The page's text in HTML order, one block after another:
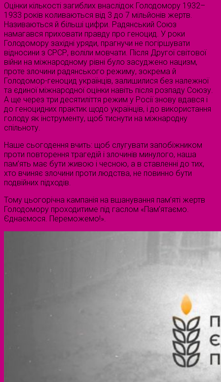
Оцінки кількості загиблих внаслідок Голодомору 1932–
1933 років коливаються від 3 до 7 мільйонів жертв.
Називаються й більші цифри. Радянський Союз
намагався приховати правду про геноцид. У роки
Голодомору західні уряди, прагнучи не погіршувати
відносини з СРСР, воліли мовчати. Після Другої світової
війни на міжнародному рівні було засуджено нацизм,
проте злочини радянського режиму, зокрема й
Голодомор-геноцид українців, залишилися без належної
та єдиної міжнародної оцінки навіть після розпаду Союзу.
А ще через три десятиліття режим у Росії знову вдався і
до геноцидних практик щодо українців, і до використання
голоду як інструменту, щоб тиснути на міжнародну
спільноту.
Наше сьогодення вчить: щоб слугувати запобіжником
проти повторення трагедій і злочинів минулого, наша
пам’ять має бути живою і чесною, а в ставленні до тих,
хто вчиняє злочини проти людства, не повинно бути
подвійних підходів.
Тому цьогорічна кампанія на вшанування пам’яті жертв
Голодомору проходитиме під гаслом «Пам’ятаємо.
Єднаємося. Переможемо!».